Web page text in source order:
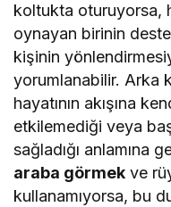
koltukta oturuyorsa,
oynayan birinin
kişinin
yorumlanabilir. Arka
hayatının akışına
etkilemediği veya
sağladığı anlamına
araba görmek ve
kullanamıyorsa, bu